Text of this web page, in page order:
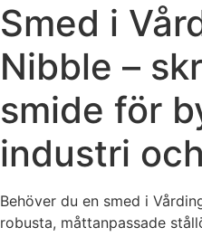
Smed i
Nibble –
smide för
industri
Behöver du en smed i
robusta, måttanpassade